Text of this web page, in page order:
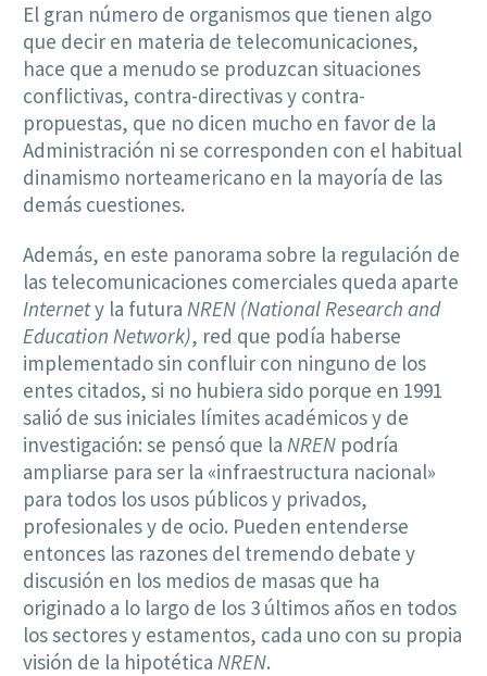
El gran número de organismos que tienen algo
que decir en materia de telecomunicaciones,
hace que a menudo se produzcan situaciones
conflictivas, contra-directivas y contra-
propuestas, que no dicen mucho en favor de la
Administración ni se corresponden con el habitual
dinamismo norteamericano en la mayoría de las
demás cuestiones.
Además, en este panorama sobre la regulación de
las telecomunicaciones comerciales queda aparte
Internety la futura NREN (National Research and
Education Network), red que podía haberse
implementado sin confluir con ninguno de los
entes citados, si no hubiera sido porque en 1991
salió de sus iniciales límites académicos y de
investigación: se pensó que la NREN podría
ampliarse para ser la «infraestructura nacional»
para todos los usos públicos y privados,
profesionales y de ocio. Pueden entenderse
entonces las razones del tremendo debate y
discusión en los medios de masas que ha
originado a lo largo de los 3 últimos años en todos
los sectores y estamentos, cada uno con su propia
visión de la hipotética NREN.